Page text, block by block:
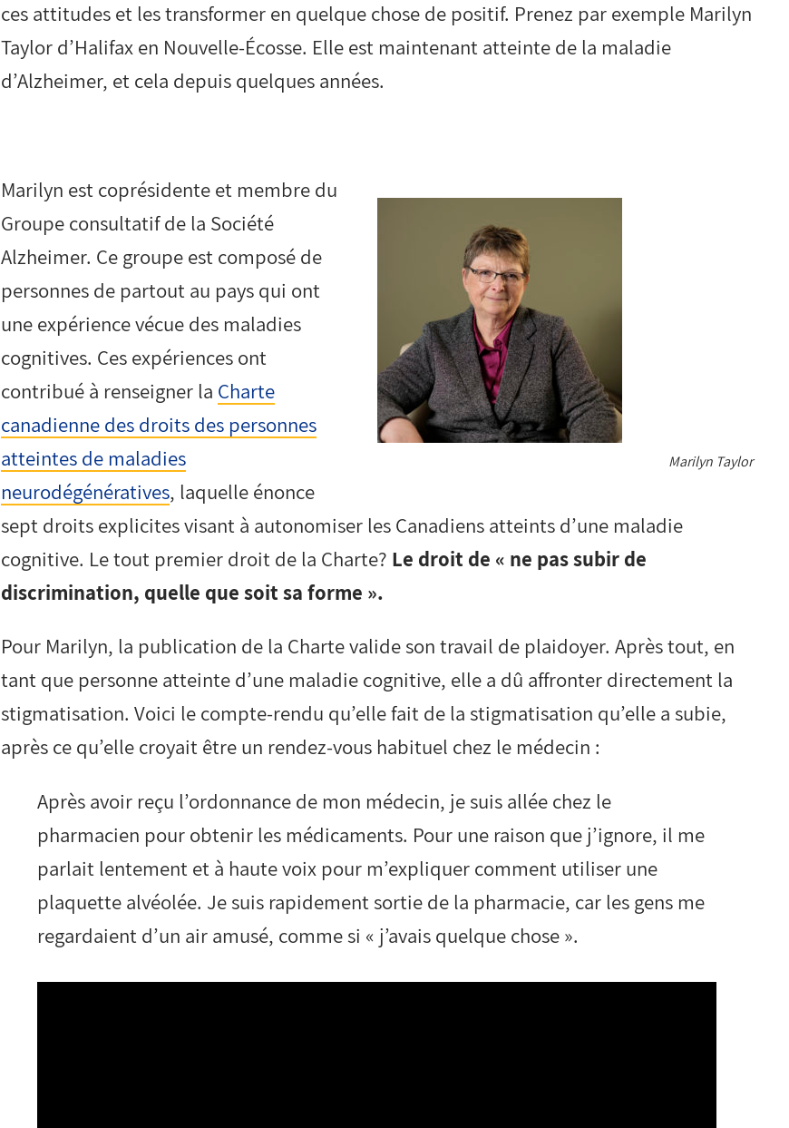
ces attitudes et les transformer en quelque chose de positif. Prenez par exemple Marilyn
Taylor d’Halifax en Nouvelle-Écosse. Elle est maintenant atteinte de la maladie
d’Alzheimer, et cela depuis quelques années.
Marilyn Taylor
Marilyn est coprésidente et membre du
Groupe consultatif de la Société
Alzheimer. Ce groupe est composé de
personnes de partout au pays qui ont
une expérience vécue des maladies
cognitives. Ces expériences ont
contribué à renseigner la Charte
canadienne des droits des personnes
atteintes de maladies
neurodégénératives, laquelle énonce
sept droits explicites visant à autonomiser les Canadiens atteints d’une maladie
cognitive. Le tout premier droit de la Charte? Le droit de « ne pas subir de
discrimination, quelle que soit sa forme ».
Pour Marilyn, la publication de la Charte valide son travail de plaidoyer. Après tout, en
tant que personne atteinte d’une maladie cognitive, elle a dû affronter directement la
stigmatisation. Voici le compte-rendu qu’elle fait de la stigmatisation qu’elle a subie,
après ce qu’elle croyait être un rendez-vous habituel chez le médecin :
Après avoir reçu l’ordonnance de mon médecin, je suis allée chez le
pharmacien pour obtenir les médicaments. Pour une raison que j’ignore, il me
parlait lentement et à haute voix pour m’expliquer comment utiliser une
plaquette alvéolée. Je suis rapidement sortie de la pharmacie, car les gens me
regardaient d’un air amusé, comme si « j’avais quelque chose ».